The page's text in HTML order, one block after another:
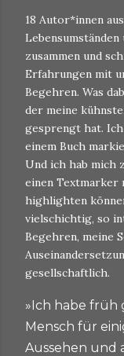
18 Autor*innen
zusammen und
Erfahrungen mit
Begehren. Was
der meine
gesprengt hat.
einem Buch
Und ich hab mich
einen Textmarker
highlighten
vielschichtig, so
Begehren, meine
gesellschaftlich.
»Ich habe früh
Mensch für
Aussehen und